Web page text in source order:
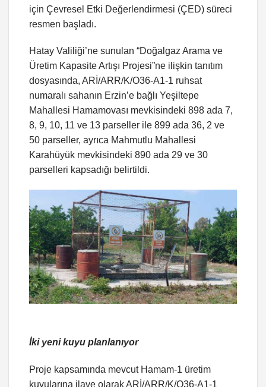
için Çevresel Etki Değerlendirmesi (ÇED) süreci
resmen başladı.
Hatay Valiliği’ne sunulan “Doğalgaz Arama ve
Üretim Kapasite Artışı Projesi”ne ilişkin tanıtım
dosyasında, ARİ/ARR/K/O36-A1-1 ruhsat
numaralı sahanın Erzin’e bağlı Yeşiltepe
Mahallesi Hamamovası mevkisindeki 898 ada 7,
8, 9, 10, 11 ve 13 parseller ile 899 ada 36, 2 ve
50 parseller, ayrıca Mahmutlu Mahallesi
Karahüyük mevkisindeki 890 ada 29 ve 30
parselleri kapsadığı belirtildi.
İki yeni kuyu planlanıyor
Proje kapsamında mevcut Hamam-1 üretim
kuyularına ilave olarak ARİ/ARR/K/O36-A1-1